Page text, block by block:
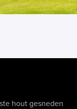
hout gesneden